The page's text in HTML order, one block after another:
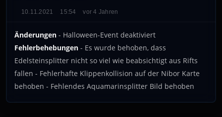
10.11.2021 15:54 vor 4 Jahren
Änderungen - Halloween-Event deaktiviert
Fehlerbehebungen - Es wurde behoben, dass
Edelsteinsplitter nicht so viel wie beabsichtigt aus Rifts
fallen - Fehlerhafte Klippenkollision auf der Nibor Karte
behoben - Fehlendes Aquamarinsplitter Bild behoben